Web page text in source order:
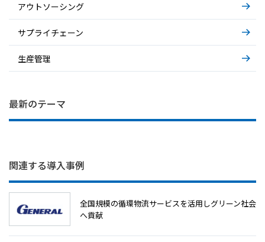
アウトソーシング
サプライチェーン
生産管理
最新のテーマ
IT部門の困りごと… システム運用の裏側
基礎から解説～AIエージェント～
基礎から解説～物流アウトソーシング～
関連する導入事例
全国規模の循環物流サービスを活用しグリーン社会
へ貢献